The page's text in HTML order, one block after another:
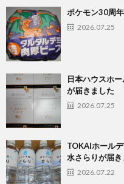
ポケモン30周
2026.07.25
日本ハウスホ
が届きました
2026.07.25
TOKAIホール
水さらりが届き
2026.07.22